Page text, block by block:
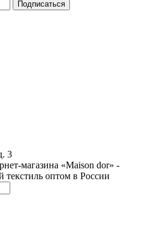
3
магазина «Maison dor» -
оптом в России